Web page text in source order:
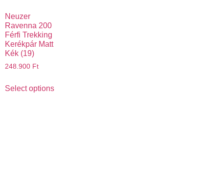
Neuzer
Ravenna 200
Férfi Trekking
Kerékpár Matt
Kék (19)
248.900 Ft
Select options